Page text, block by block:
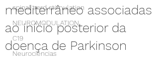
spinal cord stimulation
NEUROMODULATION
C19
Neurociencias
mediterrâneo associadas
ao início posterior da
doença de Parkinson